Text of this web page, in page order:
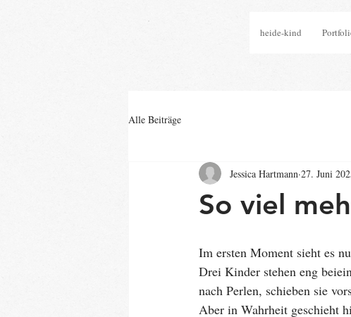
heide-kind
Alle Beiträge
So viel
Jessica Hartmann 27. Juni
Im ersten Moment sieht es
Drei Kinder stehen eng
nach Perlen, schieben sie
Aber in Wahrheit geschieht